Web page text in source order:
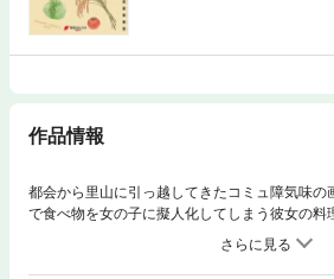
作品情報
都会から里山に引っ越してきたコミュ障気味の
で食べ物を女の子に擬人化してしまう彼女の料
さ”が満ち溢れていた……!!ニヤニヤ、びっくリ